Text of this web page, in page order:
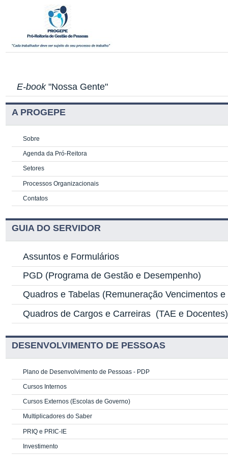
E-book"Nossa Gente"
A PROGEPE
Sobre
Agenda da Pró-Reitora
Setores
Processos Organizacionais
Contatos
GUIA DO SERVIDOR
Assuntos e Formulários
PGD (Programa de Gestão e Desempenho)
Quadros e Tabelas (Remuneração Vencimentos
Quadros de Cargos e Carreiras (TAE e Docentes)
DESENVOLVIMENTO DE PESSOAS
Plano de Desenvolvimento de Pessoas - PDP
Cursos Internos
Cursos Externos (Escolas de Governo)
Multiplicadores do Saber
PRIQ e PRIC-IE
Investimento